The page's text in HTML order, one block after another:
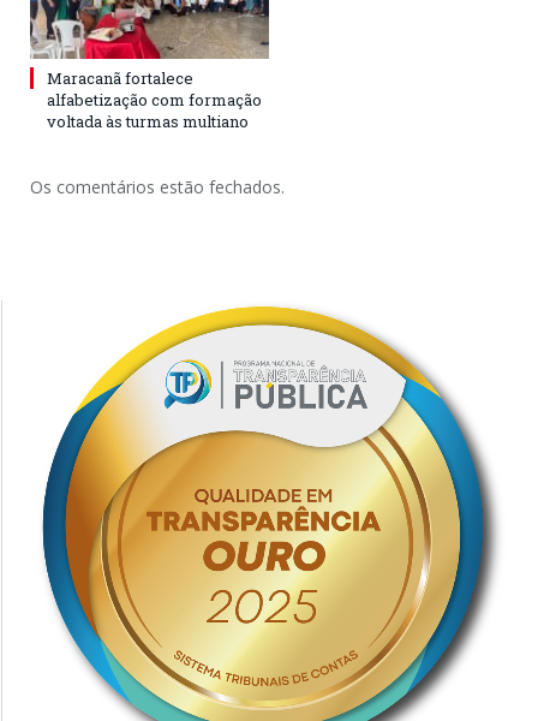
Maracanã fortalece
alfabetização com formação
voltada às turmas multiano
Os comentários estão fechados.